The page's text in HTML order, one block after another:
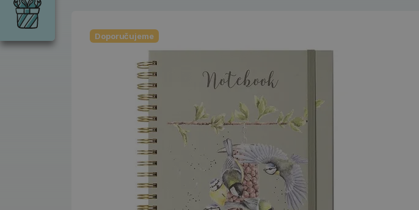
Doporučujeme
každou
příležitost